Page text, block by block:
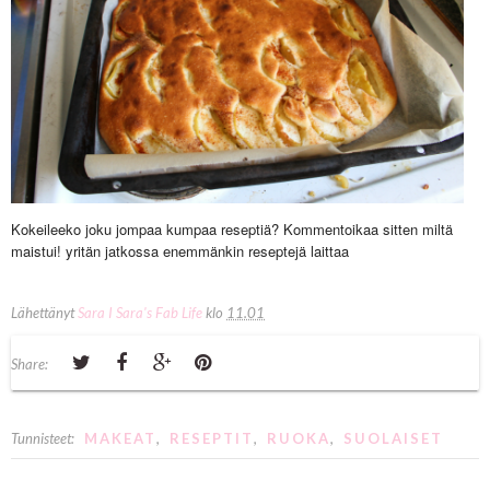
Kokeileeko joku jompaa kumpaa reseptiä? Kommentoikaa sitten miltä
maistui! yritän jatkossa enemmänkin reseptejä laittaa
LähettänytSara I Sara's Fab Lifeklo 11.01
Share:
Tunnisteet: MAKEAT, RESEPTIT, RUOKA, SUOLAISET